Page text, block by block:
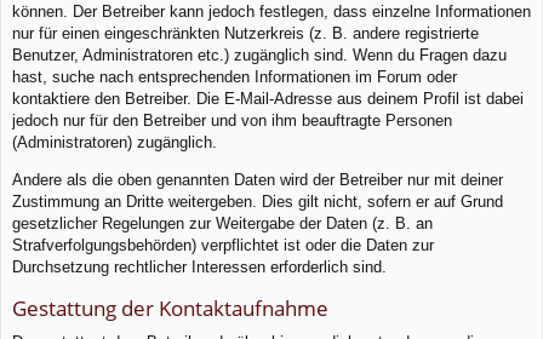
können. Der Betreiber kann jedoch festlegen, dass einzelne Informationen
nur für einen eingeschränkten Nutzerkreis (z. B. andere registrierte
Benutzer, Administratoren etc.) zugänglich sind. Wenn du Fragen dazu
hast, suche nach entsprechenden Informationen im Forum oder
kontaktiere den Betreiber. Die E-Mail-Adresse aus deinem Profil ist dabei
jedoch nur für den Betreiber und von ihm beauftragte Personen
(Administratoren) zugänglich.
Andere als die oben genannten Daten wird der Betreiber nur mit deiner
Zustimmung an Dritte weitergeben. Dies gilt nicht, sofern er auf Grund
gesetzlicher Regelungen zur Weitergabe der Daten (z. B. an
Strafverfolgungsbehörden) verpflichtet ist oder die Daten zur
Durchsetzung rechtlicher Interessen erforderlich sind.
Gestattung der Kontaktaufnahme